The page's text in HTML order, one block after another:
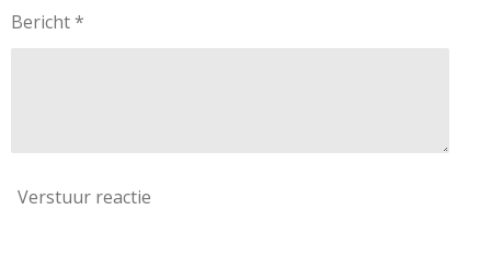
Bericht *
Verstuur reactie